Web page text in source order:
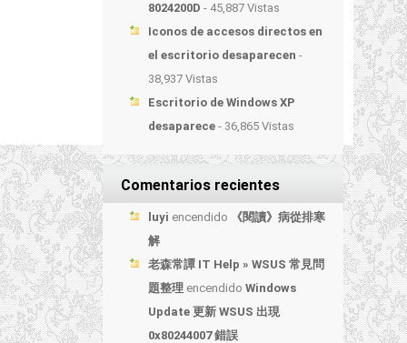
8024200D - 45,887 Vistas
Iconos de accesos directos en
el escritorio desaparecen -
38,937 Vistas
Escritorio de Windows XP
desaparece - 36,865 Vistas
Comentarios recientes
luyi encendido
《閱讀》病從排寒
解
老森常譚 IT Help » WSUS 常見問
題整理 encendido Windows
Update 更新 WSUS 出現
0x80244007 錯誤